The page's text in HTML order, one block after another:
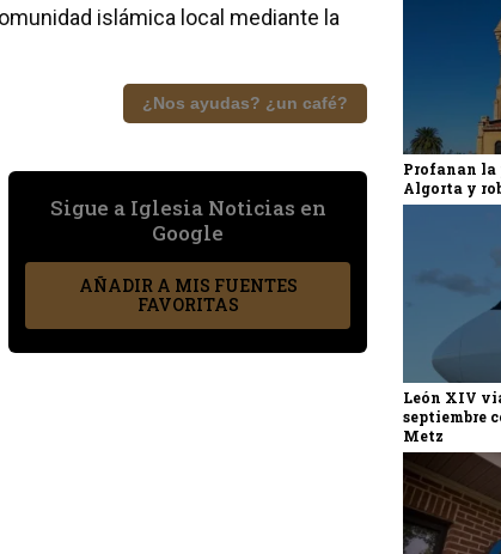
islámica local mediante la
¿Nos ayudas? ¿un café?
Sigue a Iglesia Noticias en
Google
AÑADIR A MIS FUENTES
FAVORITAS
Profanan la
Algorta y
León XIV
septiembre
Metz